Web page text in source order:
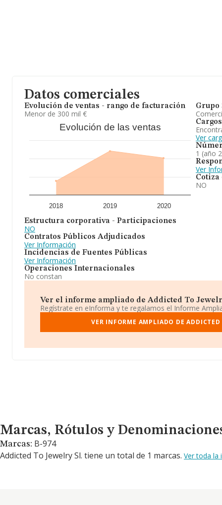
Datos comerciales
Evolución de ventas - rango de facturación
Menor de 300 mil €
Evolución de las ventas
2018 2019 2020
Estructura corporativa - Participaciones
NO
Contratos Públicos Adjudicados
Ver Información
Incidencias de Fuentes Públicas
Ver Información
Operaciones Internacionales
No constan
Grupo
Cargos
Ver
1 (año
Ver
Cotiza
NO
Ver el informe ampliado de Addicted To
Regístrate en eInforma y te regalamos el Informe
VER INFORME AMPLIADO DE ADDICTED
Marcas, Rótulos y Denominaciones Comerciales
Marcas, Rótulos y
Marcas: B-974
Addicted To Jewelry Sl. tiene un total de 1 marcas. Ver toda la